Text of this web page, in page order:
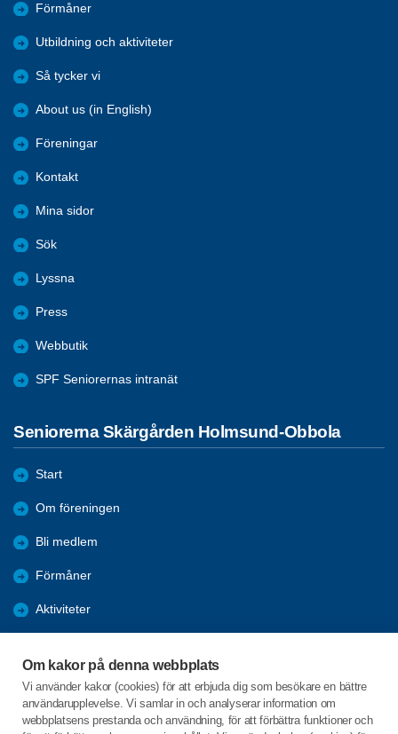
Om kakor på denna webbplats
Vi använder kakor (cookies) för att erbjuda dig som besökare en bättre
användarupplevelse. Vi samlar in och analyserar information om
webbplatsens prestanda och användning, för att förbättra funktioner och
Förmåner
Utbildning och aktiviteter
Så tycker vi
About us (in English)
Föreningar
Kontakt
Mina sidor
Sök
Lyssna
Press
Webbutik
SPF Seniorernas intranät
Seniorerna Skärgården Holmsund-Obbola
Start
Om föreningen
Bli medlem
Förmåner
Aktiviteter
Referat